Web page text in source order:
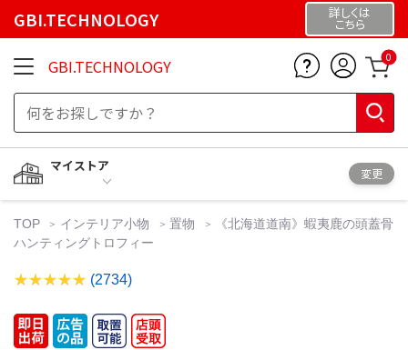
GBI.TECHNOLOGY 詳しくは
こちら
GBI.TECHNOLOGY 0
マイストア
変更
TOP インテリア小物 置物
《北海道道南》蝦夷鹿の頭蓋骨
ハンティングトロフィー
(2734)